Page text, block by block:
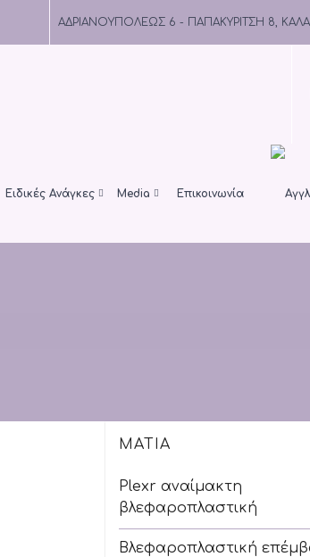
ΑΔΡΙΑΝΟΥΠΟΛΕΩΣ 6 - ΠΑΠΑΚΥΡΙΤΣΗ 8,
Ειδικές Ανάγκες Media Επικοινωνία
ΜΆΤΙΑ
Plexr αναίμακτη
βλεφαροπλαστική
Βλεφαροπλαστική